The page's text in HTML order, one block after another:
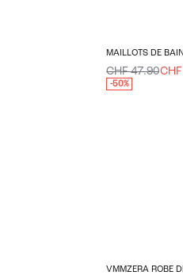
CHF 47.90
-50%